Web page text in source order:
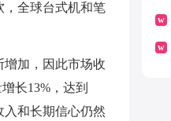
，全球台式机和笔
加，因此市场收
长13%，达到
入和长期信心仍然